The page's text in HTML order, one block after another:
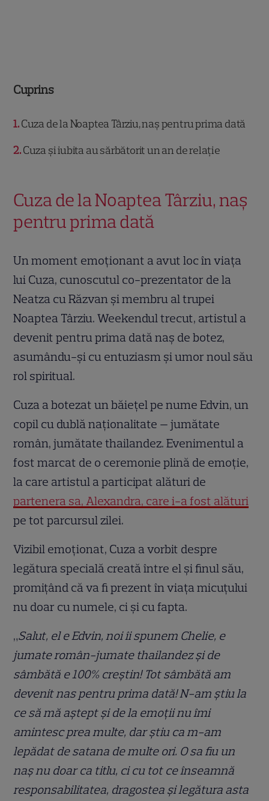
Cuprins
1 Cuza de la Noaptea Târziu, naș pentru prima dată
2 Cuza și iubita au sărbătorit un an de relație
Cuza de la Noaptea Târziu, naș
pentru prima dată
Un moment emoționant a avut loc în viața
lui Cuza, cunoscutul co-prezentator de la
Neatza cu Răzvan și membru al trupei
Noaptea Târziu. Weekendul trecut, artistul a
devenit pentru prima dată naș de botez,
asumându-și cu entuziasm și umor noul său
rol spiritual.
Cuza a botezat un băiețel pe nume Edvin, un
copil cu dublă naționalitate — jumătate
român, jumătate thailandez. Evenimentul a
fost marcat de o ceremonie plină de emoție,
la care artistul a participat alături de
partenera sa, Alexandra, care i-a fost alături
pe tot parcursul zilei.
Vizibil emoționat, Cuza a vorbit despre
legătura specială creată între el și finul său,
promițând că va fi prezent în viața micuțului
nu doar cu numele, ci și cu fapta.
„Salut, el e Edvin, noi îi spunem Chelie, e
jumate român-jumate thailandez și de
sâmbătă e 100% creștin! Tot sâmbătă am
devenit nas pentru prima dată! N-am știu la
ce să mă aștept și de la emoții nu îmi
amintesc prea multe, dar știu ca m-am
lepădat de satana de multe ori. O sa fiu un
naș nu doar ca titlu, ci cu tot ce înseamnă
responsabilitatea, dragostea și legătura asta